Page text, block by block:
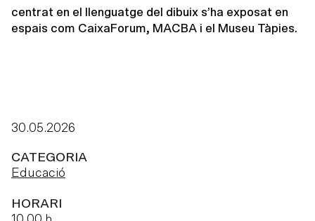
centrat en el llenguatge del dibuix s’ha exposat en
espais com CaixaForum, MACBA i el Museu Tàpies.
30.05.2026
CATEGORIA
Educació
HORARI